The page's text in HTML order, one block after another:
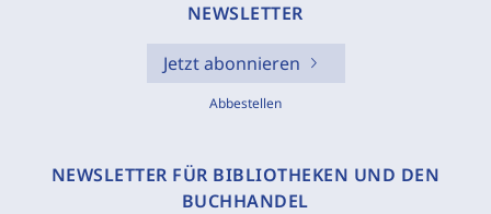
NEWSLETTER
Jetzt abonnieren
Abbestellen
NEWSLETTER FÜR BIBLIOTHEKEN UND DEN
BUCHHANDEL